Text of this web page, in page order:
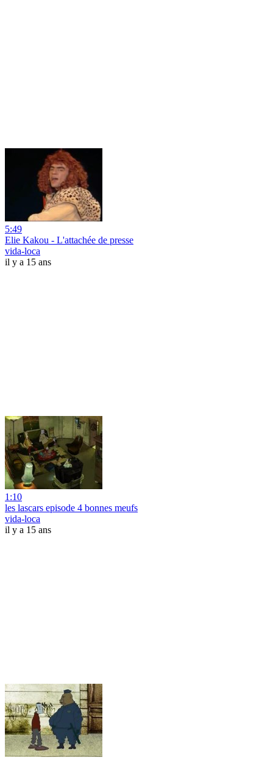
5:49
Elie Kakou - L'attachée de presse
vida-loca
il y a 15 ans
1:10
les lascars episode 4 bonnes meufs
vida-loca
il y a 15 ans